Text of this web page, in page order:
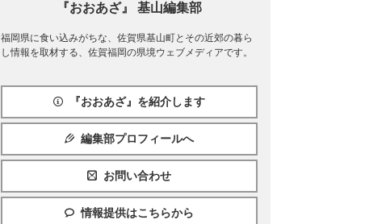
『おおあざ』 基山編集部
福岡県に食い込みがちな、佐賀県基山町とその近郊の暮ら
し情報を取材する、佐賀福岡の県境ウェブメディアです。
『おおあざ』を紹介します
編集部プロフィールへ
お問い合わせ
情報提供はこちらから